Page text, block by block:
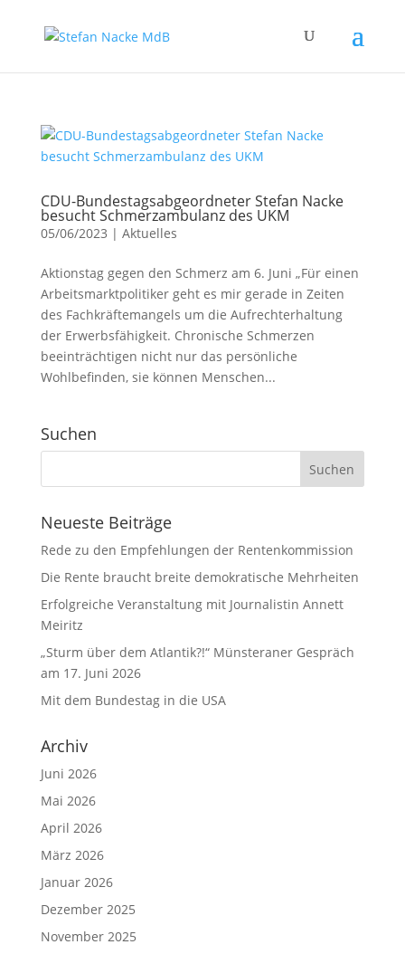
CDU-Bundestagsabgeordneter Stefan Nacke
besucht Schmerzambulanz des UKM
05/06/2023 | Aktuelles
Aktionstag gegen den Schmerz am 6. Juni „Für einen
Arbeitsmarktpolitiker geht es mir gerade in Zeiten
des Fachkräftemangels um die Aufrechterhaltung
der Erwerbsfähigkeit. Chronische Schmerzen
beeinträchtigen nicht nur das persönliche
Wohlbefinden, sie können Menschen...
Suchen
Neueste Beiträge
Rede zu den Empfehlungen der Rentenkommission
Die Rente braucht breite demokratische Mehrheiten
Erfolgreiche Veranstaltung mit Journalistin Annett
Meiritz
„Sturm über dem Atlantik?!“ Münsteraner Gespräch
am 17. Juni 2026
Mit dem Bundestag in die USA
Archiv
Juni 2026
Mai 2026
April 2026
März 2026
Januar 2026
Dezember 2025
November 2025